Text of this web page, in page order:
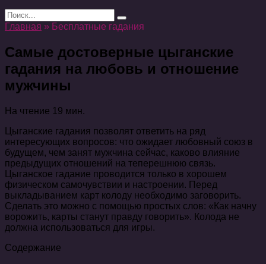
Search
for:
Главная » Бесплатные гадания
Самые достоверные цыганские
гадания на любовь и отношение
мужчины
На чтение 19 мин.
Цыганские гадания позволят ответить на ряд
интересующих вопросов: что ожидает любовный союз в
будущем, чем занят мужчина сейчас, каково влияние
предыдущих отношений на теперешнюю связь.
Цыганское гадание проводится только в хорошем
физическом самочувствии и настроении. Перед
выкладыванием карт колоду необходимо заговорить.
Сделать это можно с помощью простых слов: «Как начну
ворожить, карты станут правду говорить». Колода не
должна использоваться для игры.
Содержание